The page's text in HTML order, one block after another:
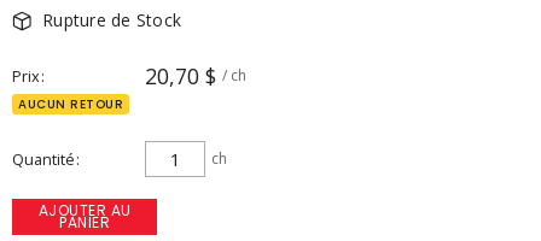
Rupture de Stock
Prix 20,70 $ / ch
AUCUN RETOUR
Quantité ch
AJOUTER AU
PANIER